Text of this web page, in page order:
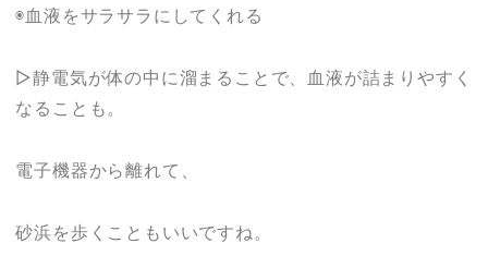
◉血液をサラサラにしてくれる
▷静電気が体の中に溜まることで、血液が詰まりやすく
なることも。
電子機器から離れて、
砂浜を歩くこともいいですね。